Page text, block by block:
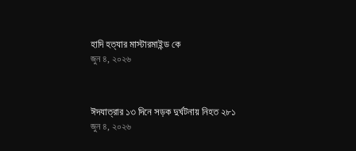
হাদি হত্যার মাস্টারমাইন্ড কে
জুন ৪, ২০২৬
ঈদযাত্রার ১৩ দিনে সড়ক দুর্ঘটনায় নিহত ২৮১
জুন ৪, ২০২৬